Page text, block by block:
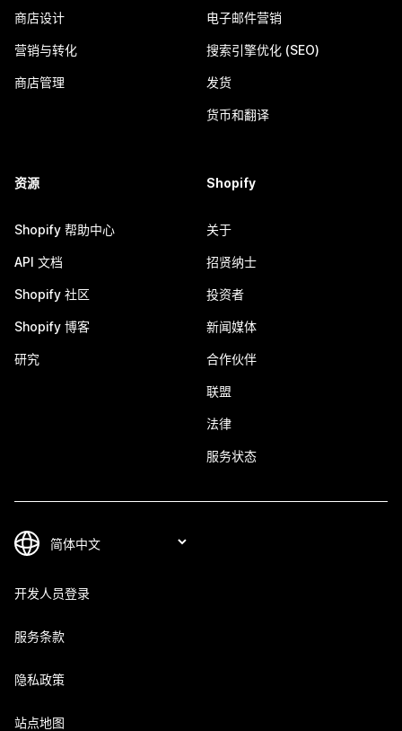
商店设计
营销与转化
商店管理
电子邮件营销
搜索引擎优化 (SEO)
发货
货币和翻译
资源
Shopify 帮助中心
API 文档
Shopify 社区
Shopify 博客
研究
Shopify
关于
招贤纳士
投资者
新闻媒体
合作伙伴
联盟
法律
服务状态
开发人员登录
服务条款
隐私政策
站点地图